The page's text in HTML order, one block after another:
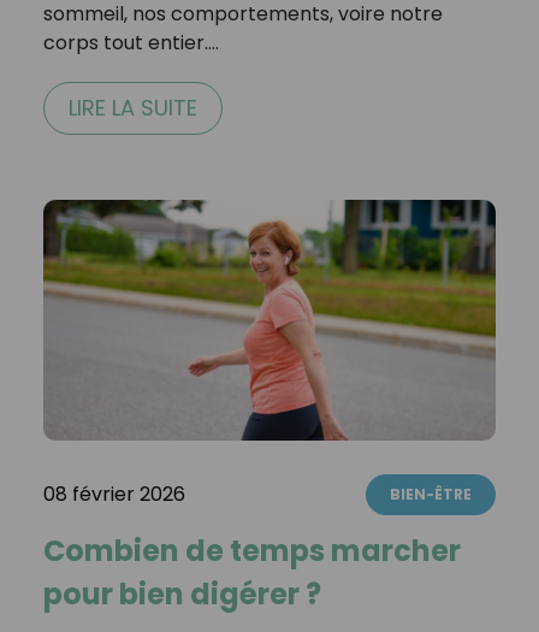
sommeil, nos comportements, voire notre
corps tout entier.…
LIRE LA SUITE
08 février 2026 BIEN-ÊTRE
Combien de temps marcher
pour bien digérer ?